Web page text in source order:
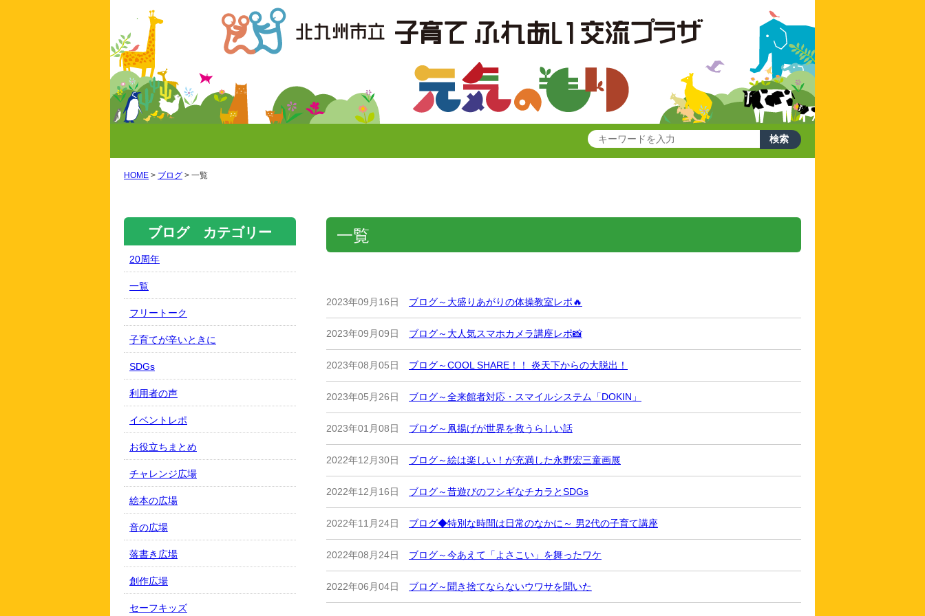
HOME > ブログ > 一覧
一覧
2023年09月16日 ブログ～大盛りあがりの体操教室レポ🔥
2023年09月09日 ブログ～大人気スマホカメラ講座レポ📸
2023年08月05日 ブログ～COOL SHARE！！ 炎天下からの大脱出！
2023年05月26日 ブログ～全来館者対応・スマイルシステム「DOKIN」
2023年01月08日 ブログ～凧揚げが世界を救うらしい話
2022年12月30日 ブログ～絵は楽しい！が充満した永野宏三童画展
2022年12月16日 ブログ～昔遊びのフシギなチカラとSDGs
2022年11月24日 ブログ◆特別な時間は日常のなかに～ 男2代の子育て講座
2022年08月24日 ブログ～今あえて「よさこい」を舞ったワケ
2022年06月04日 ブログ～聞き捨てならないウワサを聞いた
ブログ カテゴリー
20周年
一覧
フリートーク
子育てが辛いときに
SDGs
利用者の声
イベントレポ
お役立ちまとめ
チャレンジ広場
絵本の広場
音の広場
落書き広場
創作広場
セーフキッズ